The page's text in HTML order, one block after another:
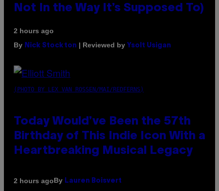
Not In the Way It’s Supposed To)
2 hours ago
By Nick Stockton | Reviewed by Ysolt Usigan
(PHOTO BY LEX VAN ROSSEN/MAI/REDFERNS)
Today Would’ve Been the 57th
Birthday of This Indie Icon With a
Heartbreaking Musical Legacy
2 hours agoBy Lauren Boisvert